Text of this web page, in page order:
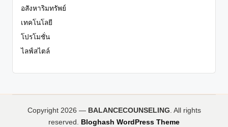
อสังหาริมทรัพย์
เทคโนโลยี
โปรโมชั่น
ไลฟ์สไตล์
Copyright 2026 — BALANCECOUNSELING. All rights
reserved. Bloghash WordPress Theme